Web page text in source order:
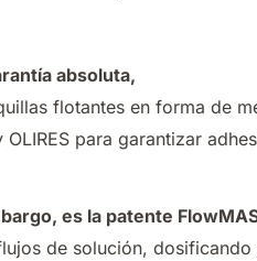
absoluta,
flotantes en forma de
para garantizar
es la patente
de solución, dosificando